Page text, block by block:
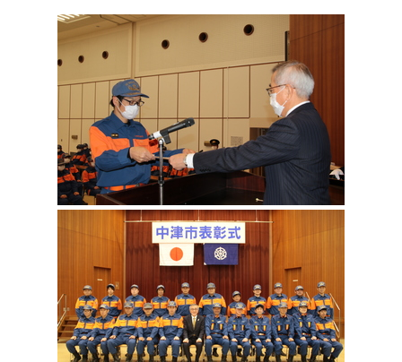
組織案内
外国人の方向け情報
相談・支援・情報
遊ぶ・体験する
買う・おみやげ 四季のイベント・祭り
中津市について 市役所の紹介
地方創生・地域活性化 広報・広聴